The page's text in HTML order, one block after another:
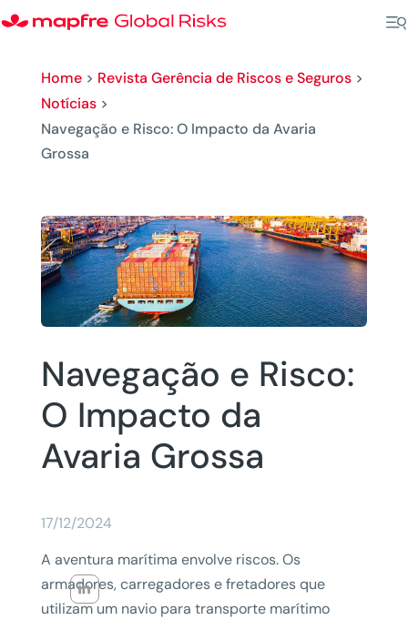
Home> Revista Gerência de Riscos e Seguros>
Notícias>
Navegação e Risco: O Impacto da Avaria
Grossa
Navegação e Risco:
O Impacto da
Avaria Grossa
17/12/2024
A aventura marítima envolve riscos. Os
armadores, carregadores e fretadores que
utilizam um navio para transporte marítimo